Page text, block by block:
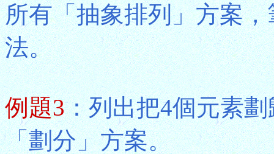
所有「抽象排列」方案
法。
例題3：列出把4個元素
「劃分」方案。